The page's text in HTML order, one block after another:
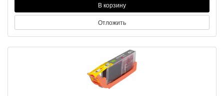
В корзину
Отложить